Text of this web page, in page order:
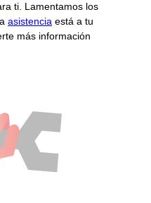
ti. Lamentamos los
asistencia está a tu
más información